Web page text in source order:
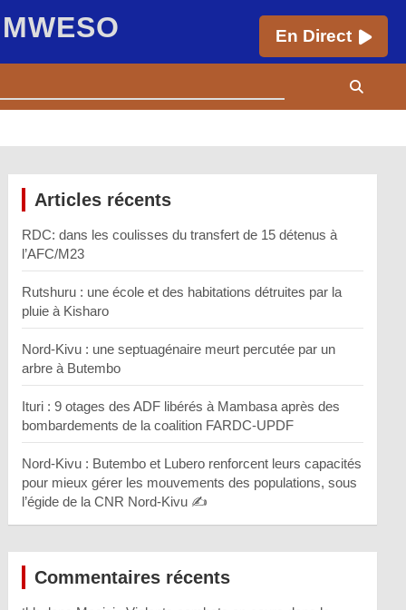
En Direct
Articles récents
RDC: dans les coulisses du transfert de 15 détenus à
l’AFC/M23
Rutshuru : une école et des habitations détruites par la
pluie à Kisharo
Nord-Kivu : une septuagénaire meurt percutée par un
arbre à Butembo
Ituri : 9 otages des ADF libérés à Mambasa après des
bombardements de la coalition FARDC-UPDF
Nord-Kivu : Butembo et Lubero renforcent leurs capacités
pour mieux gérer les mouvements des populations, sous
l’égide de la CNR Nord-Kivu ✍️
Commentaires récents